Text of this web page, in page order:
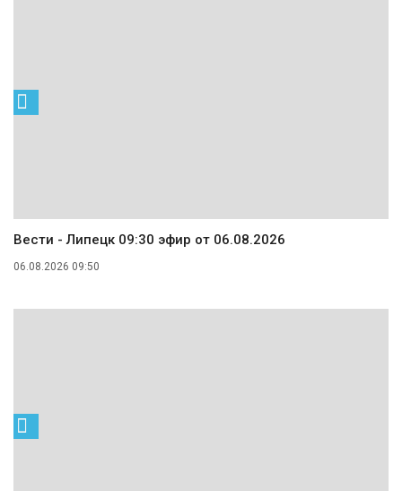
Вести - Липецк 09:30 эфир от 06.08.2026
06.08.2026 09:50